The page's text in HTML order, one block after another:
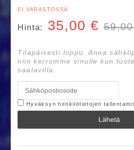
EI VARASTOSSA
Hinta: 35,00 €
Tilapäisesti loppu. Anna
niin kerromme sinulle kun
saatavilla.
Hyväksyn henkilötietojen
Lähetä